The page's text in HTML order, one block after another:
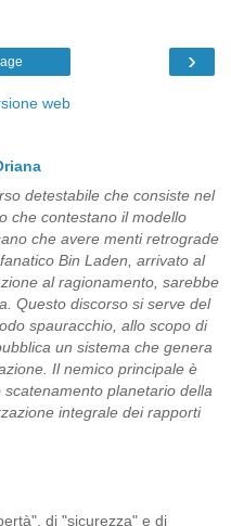
›
web
detestabile che consiste nel
che contestano il modello
che avere menti retrograde
Bin Laden, arrivato al
al ragionamento, sarebbe
Questo discorso si serve del
spauracchio, allo scopo di
un sistema che genera
Il nemico principale è
planetario della
integrale dei rapporti
di "sicurezza" e di